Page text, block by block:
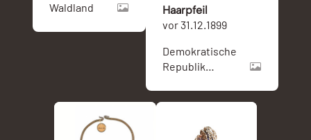
Waldland
Haarpfeil
vor 31.12.1899
Demokratische
Republik